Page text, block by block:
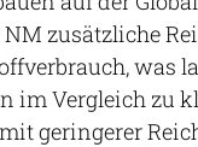
zusätzliche
was
im Vergleich zu
geringerer